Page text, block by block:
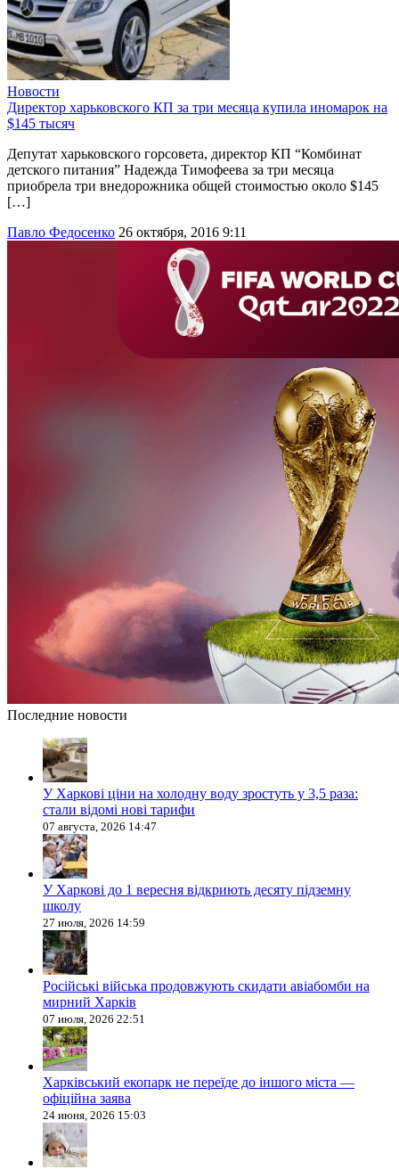
Новости
Директор харьковского КП за три месяца купила иномарок на
$145 тысяч
Депутат харьковского горсовета, директор КП “Комбинат
детского питания” Надежда Тимофеева за три месяца
приобрела три внедорожника общей стоимостью около $145
[…]
Павло Федосенко 26 октября, 2016 9:11
Последние новости
У Харкові ціни на холодну воду зростуть у 3,5 раза:
стали відомі нові тарифи
07 августа, 2026 14:47
У Харкові до 1 вересня відкриють десяту підземну
школу
27 июля, 2026 14:59
Російські війська продовжують скидати авіабомби на
мирний Харків
07 июля, 2026 22:51
Харківський екопарк не переїде до іншого міста —
офіційна заява
24 июня, 2026 15:03